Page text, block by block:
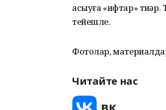
асыуға «ифтар»
тейешле.
Фотолар,
Читайте нас